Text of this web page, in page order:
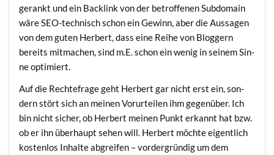
gerankt und ein Back­link von der betrof­fe­nen Sub­do­main
wäre SEO-tech­nisch schon ein Gewinn, aber die Aus­sa­gen
von dem guten Her­bert, dass eine Rei­he von Blog­gern
bereits mit­ma­chen, sind m.E. schon ein wenig in sei­nem Sin­
ne optimiert.
Auf die Rech­te­fra­ge geht Her­bert gar nicht erst ein, son­
dern stört sich an mei­nen Vor­ur­tei­len ihm gegen­über. Ich
bin nicht sicher, ob Her­bert mei­nen Punkt erkannt hat bzw.
ob er ihn über­haupt sehen will. Her­bert möch­te eigent­lich
kos­ten­los Inhal­te abgrei­fen – vor­der­grün­dig um dem